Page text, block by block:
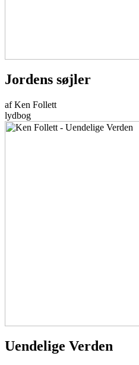
Jordens søjler
af Ken Follett
lydbog
Uendelige Verden